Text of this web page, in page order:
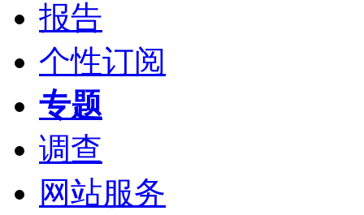
报告
个性订阅
专题
调查
网站服务